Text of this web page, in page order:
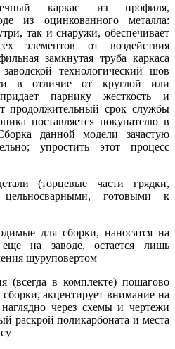
каркас из профиля,
из оцинкованного металла:
так и снаружи, обеспечивает
элементов от воздействия
замкнутая труба каркаса
технологический шов
в отличие от круглой или
парнику жесткость и
продолжительный срок службы
поставляется покупателю в
данной модели зачастую
упростить этот процесс
(торцевые части грядки,
цельносварными, готовыми к
для сборки, наносятся на
на заводе, остается лишь
шуруповертом
(всегда в комплекте) пошагово
акцентирует внимание на
через схемы и чертежи
раскрой поликарбоната и места